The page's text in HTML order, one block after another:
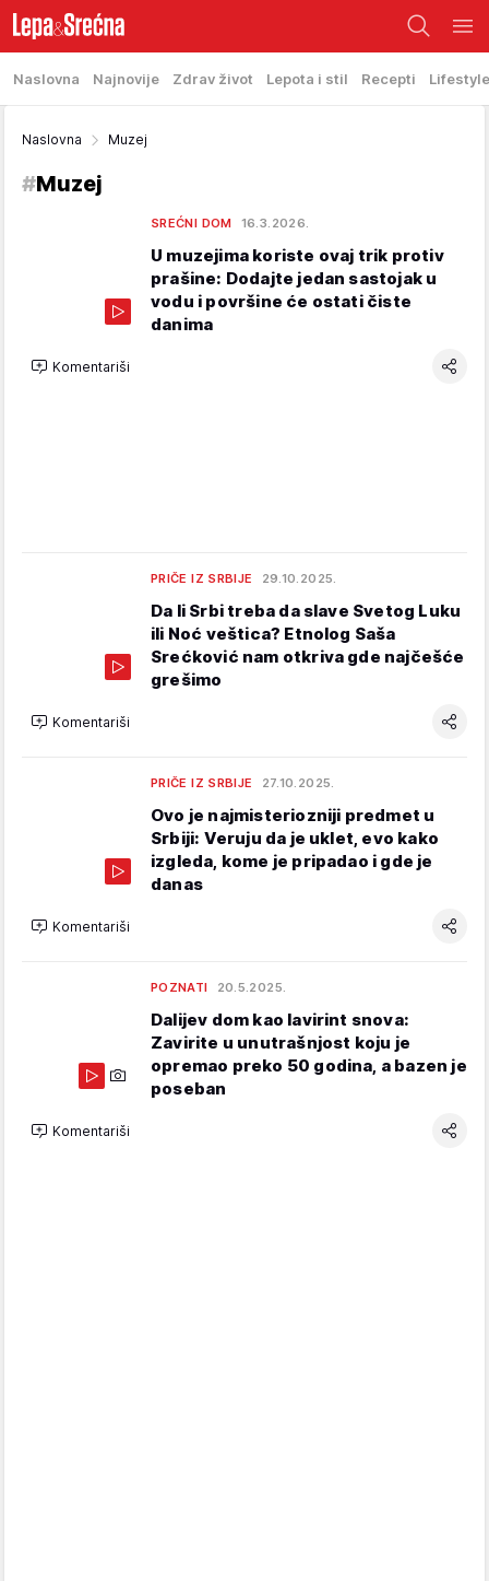
Naslovna Najnovije Zdrav život Lepota i stil Recepti Lifestyle
Naslovna Muzej
#Muzej
SREĆNI DOM 16.3.2026.
U muzejima koriste ovaj trik protiv
prašine: Dodajte jedan sastojak u
vodu i površine će ostati čiste
danima
Komentariši
PRIČE IZ SRBIJE 29.10.2025.
Da li Srbi treba da slave Svetog Luku
ili Noć veštica? Etnolog Saša
Srećković nam otkriva gde najčešće
grešimo
Komentariši
PRIČE IZ SRBIJE 27.10.2025.
Ovo je najmisteriozniji predmet u
Srbiji: Veruju da je uklet, evo kako
izgleda, kome je pripadao i gde je
danas
Komentariši
POZNATI 20.5.2025.
Dalijev dom kao lavirint snova:
Zavirite u unutrašnjost koju je
opremao preko 50 godina, a bazen je
poseban
Komentariši